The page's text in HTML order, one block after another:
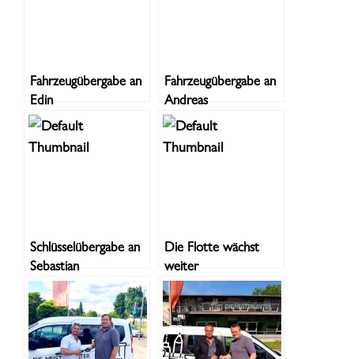
Fahrzeugübergabe an
Edin
Fahrzeugübergabe an
Andreas
Schlüsselübergabe an
Sebastian
Die Flotte wächst
weiter